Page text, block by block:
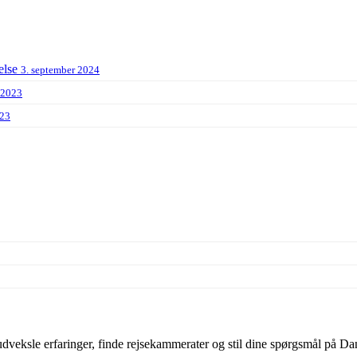
3. september 2024
erfaringer, finde rejsekammerater og stil dine spørgsmål på